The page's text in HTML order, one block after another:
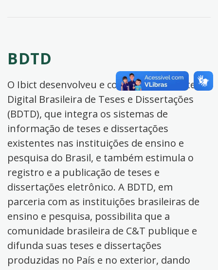
BDTD
O Ibict desenvolveu e coordena a Biblioteca
Digital Brasileira de Teses e Dissertações
(BDTD), que integra os sistemas de
informação de teses e dissertações
existentes nas instituições de ensino e
pesquisa do Brasil, e também estimula o
registro e a publicação de teses e
dissertações eletrônico. A BDTD, em
parceria com as instituições brasileiras de
ensino e pesquisa, possibilita que a
comunidade brasileira de C&T publique e
difunda suas teses e dissertações
produzidas no País e no exterior, dando